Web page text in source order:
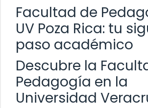
Facultad de
UV Poza Rica: tu
paso académico
Descubre la
Pedagogía en la
Universidad